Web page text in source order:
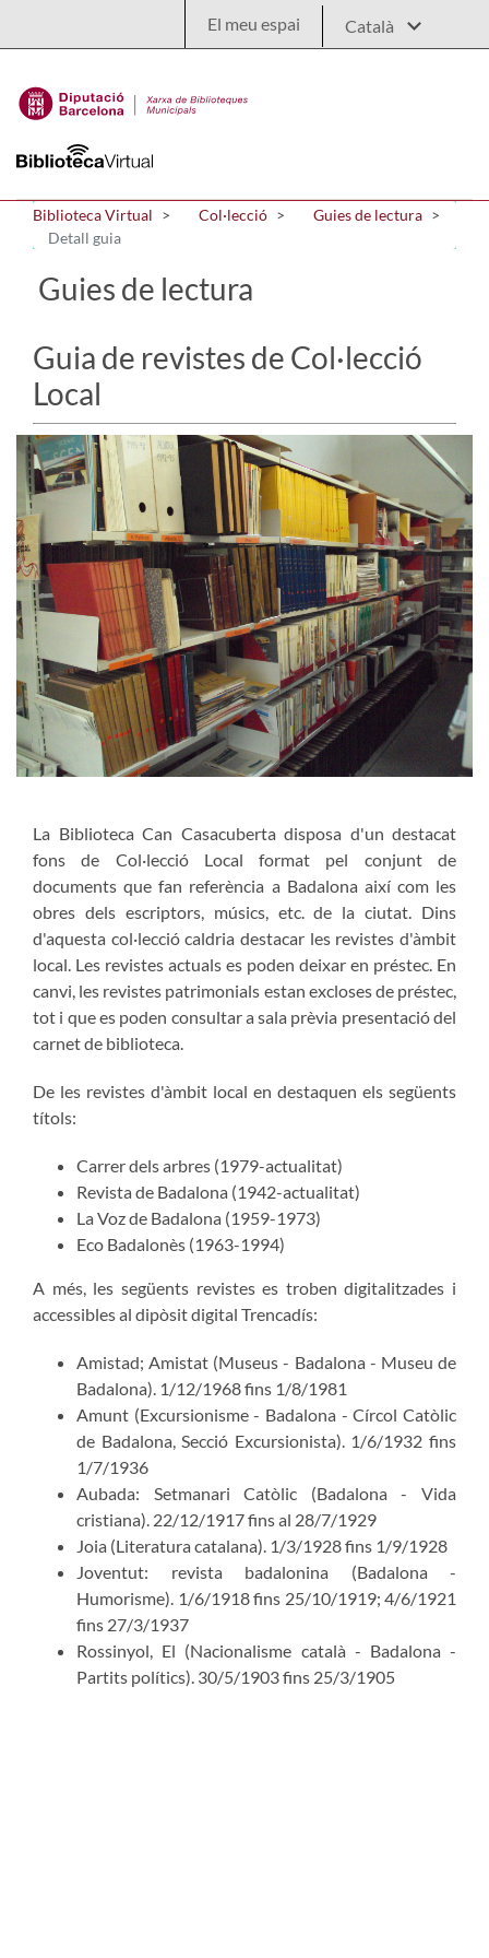
El meu espai
Biblioteca Virtual Col·lecció
Guies de lectura
Detall guia
Guies de lectura
Guia de revistes de Col·lecció
Local
La Biblioteca Can Casacuberta disposa d'un destacat
fons de Col·lecció Local format pel conjunt de
documents que fan referència a Badalona així com les
obres dels escriptors, músics, etc. de la ciutat. Dins
d'aquesta col·lecció caldria destacar les revistes d'àmbit
local. Les revistes actuals es poden deixar en préstec. En
canvi, les revistes patrimonials estan excloses de préstec,
tot i que es poden consultar a sala prèvia presentació del
carnet de biblioteca.
De les revistes d'àmbit local en destaquen els següents
títols:
Carrer dels arbres (1979-actualitat)
Revista de Badalona (1942-actualitat)
La Voz de Badalona (1959-1973)
Eco Badalonès (1963-1994)
A més, les següents revistes es troben digitalitzades i
accessibles al dipòsit digital Trencadís:
Amistad; Amistat (Museus - Badalona - Museu de
Badalona). 1/12/1968 fins 1/8/1981
Amunt (Excursionisme - Badalona - Círcol Catòlic
de Badalona, Secció Excursionista). 1/6/1932 fins
1/7/1936
Aubada: Setmanari Catòlic (Badalona - Vida
cristiana). 22/12/1917 fins al 28/7/1929
Joia (Literatura catalana). 1/3/1928 fins 1/9/1928
Joventut: revista badalonina (Badalona -
Humorisme). 1/6/1918 fins 25/10/1919; 4/6/1921
fins 27/3/1937
Rossinyol, El (Nacionalisme català - Badalona -
Partits polítics). 30/5/1903 fins 25/3/1905